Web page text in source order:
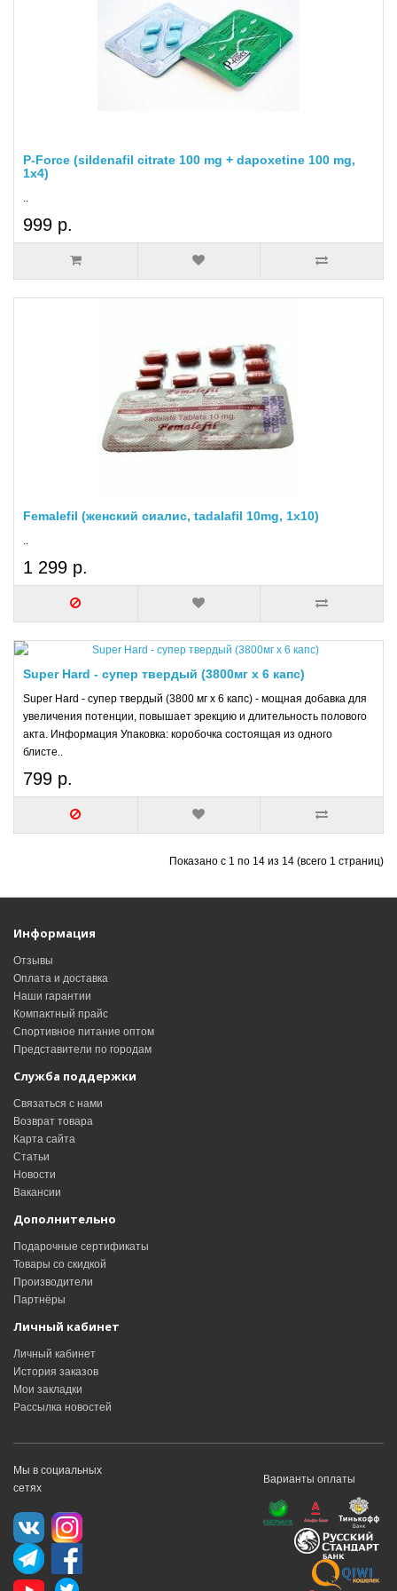
P-Force (sildenafil citrate 100 mg + dapoxetine 100 mg,
1x4)
..
999 р.
Femalefil (женский сиалис, tadalafil 10mg, 1x10)
..
1 299 р.
Super Hard - супер твердый (3800мг х 6 капс)
Super Hard - супер твердый (3800 мг х 6 капс) - мощная добавка для
увеличения потенции, повышает эрекцию и длительность полового
акта. Информация Упаковка: коробочка состоящая из одного
блисте..
799 р.
Показано с 1 по 14 из 14 (всего 1 страниц)
Информация
Отзывы
Оплата и доставка
Наши гарантии
Компактный прайс
Спортивное питание оптом
Представители по городам
Служба поддержки
Связаться с нами
Возврат товара
Карта сайта
Статьи
Новости
Вакансии
Дополнительно
Подарочные сертификаты
Товары со скидкой
Производители
Партнёры
Личный кабинет
Личный кабинет
История заказов
Мои закладки
Рассылка новостей
Мы в социальных
сетях
Варианты оплаты